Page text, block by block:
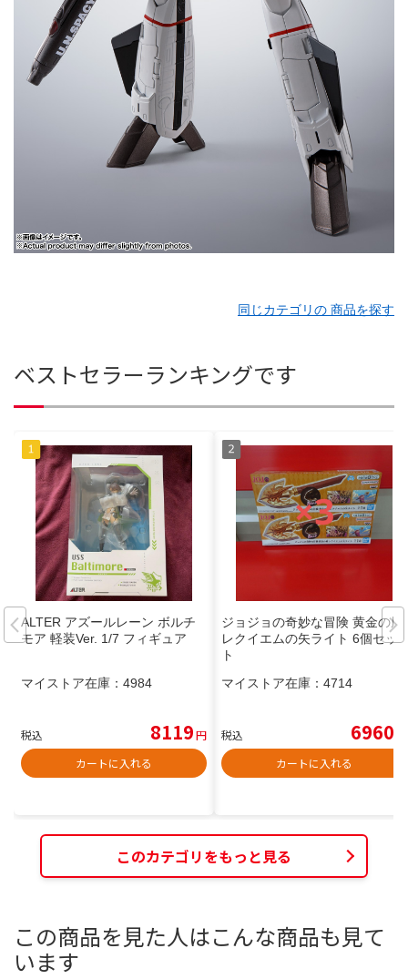
同じカテゴリの 商品を探す
ベストセラーランキングです
ALTER アズールレーン ボルチ
モア 軽装Ver. 1/7 フィギュア
マイストア在庫： 4984
税込 8119円
カートに入れる
ジョジョの奇妙な冒険 黄金の風
レクイエムの矢ライト 6個セッ
ト
マイストア在庫： 4714
税込 6960
カートに入れる
このカテゴリをもっと見る
この商品を見た人はこんな商品も見て
います